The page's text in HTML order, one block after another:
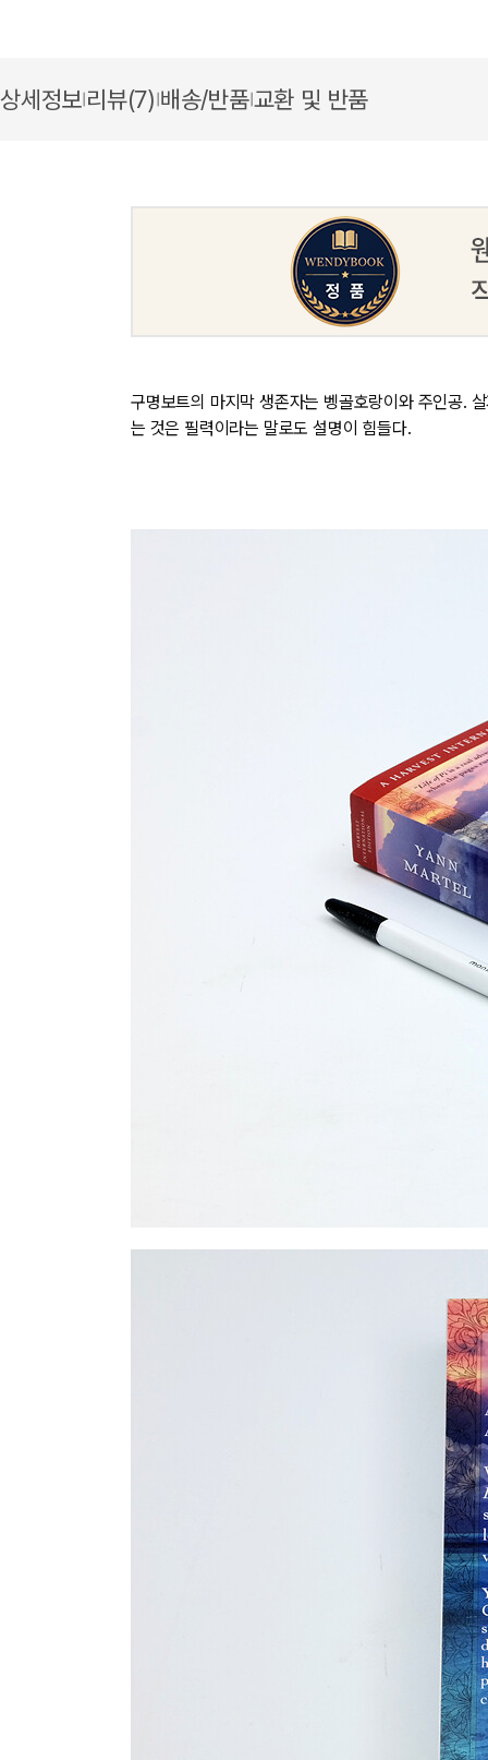
상세정보|리뷰(7)|배송/반품|교환 및 반품
구명보트의 마지막 생존자는 벵골호랑이와 주인공.
는 것은 필력이라는 말로도 설명이 힘들다.